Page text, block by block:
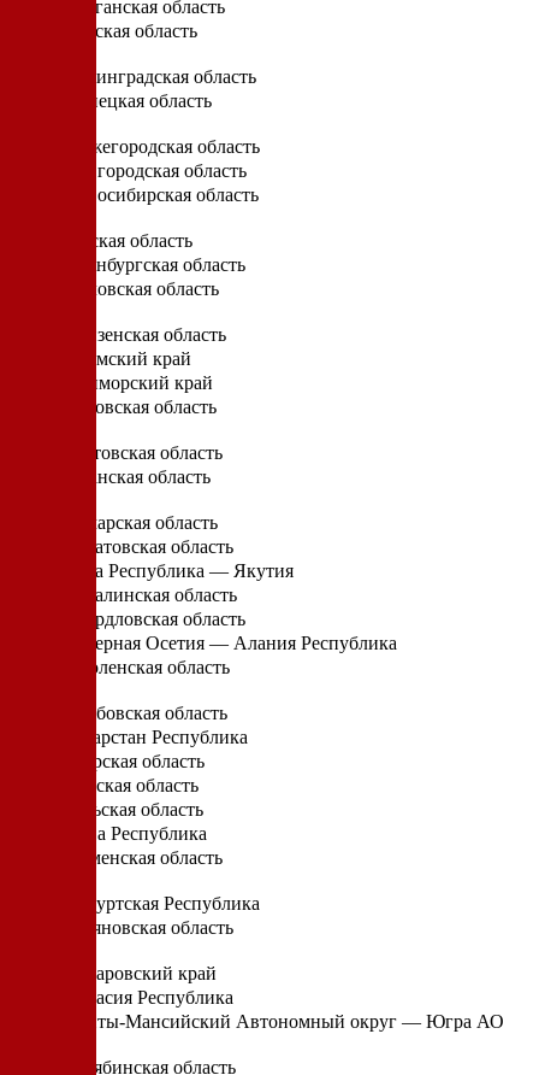
Курганская область
Курская область
Ленинградская область
Липецкая область
Нижегородская область
Новгородская область
Новосибирская область
Омская область
Оренбургская область
Орловская область
Пензенская область
Пермский край
Приморский край
Псковская область
Ростовская область
Рязанская область
Самарская область
Саратовская область
Саха Республика — Якутия
Сахалинская область
Свердловская область
Северная Осетия — Алания Республика
Смоленская область
Тамбовская область
Татарстан Республика
Тверская область
Томская область
Тульская область
Тыва Республика
Тюменская область
Удмуртская Республика
Ульяновская область
Хабаровский край
Хакасия Республика
Ханты-Мансийский Автономный округ — Югра АО
Челябинская область